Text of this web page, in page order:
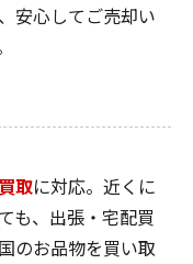
安心してご売却い
取に対応。近くに
も、出張・宅配買
のお品物を買い取